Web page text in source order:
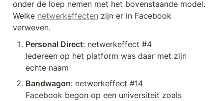
onder de loep nemen met het bovenstaande model.
Welke netwerkeffecten zijn er in Facebook
verweven.
Personal Direct: netwerkeffect #4
Iedereen op het platform was daar met zijn
echte naam
Bandwagon: netwerkeffect #14
Facebook begon op een universiteit zoals